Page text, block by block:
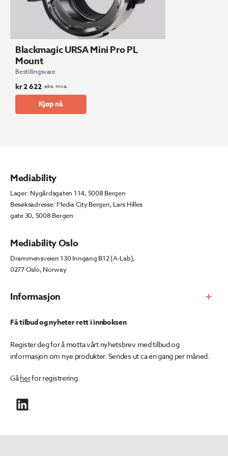
Blackmagic URSA Mini Pro PL
Mount
Bestillingsvare
kr2 622 eks. mva.
Kjøp nå
Informasjon
Mediability
Lager: Nygårdsgaten 114, 5008 Bergen
Besøksadresse: Media City Bergen, Lars Hilles
gate 30, 5008 Bergen
Mediability Oslo
Drammensveien 130 Inngang B12 (A-Lab),
0277 Oslo, Norway
Få tilbud og nyheter rett i innboksen
Register deg for å motta vårt nyhetsbrev med tilbud og
informasjon om nye produkter. Sendes ut ca en gang per måned.
Gåherfor registrering.